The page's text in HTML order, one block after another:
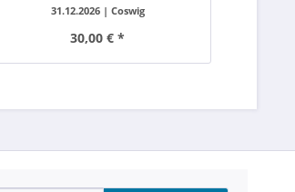
31.12.2026 | Coswig
30,00 € *